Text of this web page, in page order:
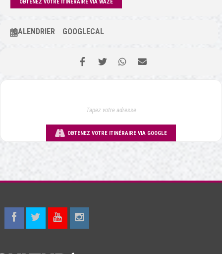
OBTENEZ VOTRE ITINÉRAIRE VIA WAZE
CALENDRIER GOOGLECAL
OBTENEZ VOTRE ITINÉRAIRE VIA GOOGLE